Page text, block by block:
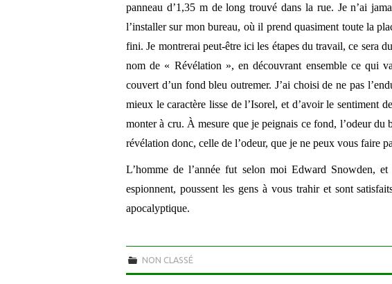
panneau d’1,35 m de long trouvé dans la rue. Je n’ai
l’installer sur mon bureau, où il prend quasiment toute la
fini. Je montrerai peut-être ici les étapes du travail, ce sera
nom de « Révélation », en découvrant ensemble ce qui
couvert d’un fond bleu outremer. J’ai choisi de ne pas
mieux le caractère lisse de l’Isorel, et d’avoir le sentiment
monter à cru. À mesure que je peignais ce fond, l’odeur du
révélation donc, celle de l’odeur, que je ne peux vous faire
L’homme de l’année fut selon moi Edward Snowden,
espionnent, poussent les gens à vous trahir et sont
apocalyptique.
NON CLASSÉ